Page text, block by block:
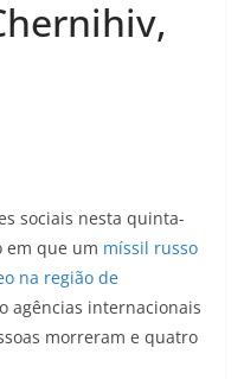
sociais nesta quinta-
em que um míssil russo
na região de
agências internacionais
morreram e quatro